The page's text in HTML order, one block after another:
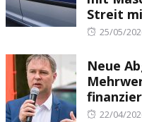
Streit
Posted
25/05/
Neue
Posted
22/04/